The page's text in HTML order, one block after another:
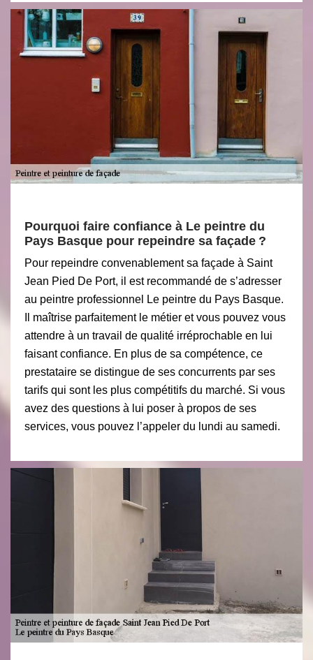
Pourquoi faire confiance à Le peintre du
Pays Basque pour repeindre sa façade ?
Pour repeindre convenablement sa façade à Saint
Jean Pied De Port, il est recommandé de s’adresser
au peintre professionnel Le peintre du Pays Basque.
Il maîtrise parfaitement le métier et vous pouvez vous
attendre à un travail de qualité irréprochable en lui
faisant confiance. En plus de sa compétence, ce
prestataire se distingue de ses concurrents par ses
tarifs qui sont les plus compétitifs du marché. Si vous
avez des questions à lui poser à propos de ses
services, vous pouvez l’appeler du lundi au samedi.